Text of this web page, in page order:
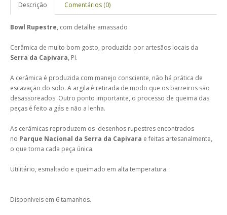
Descrição Comentários (0)
Bowl Rupestre, com detalhe amassado
Cerâmica de muito bom gosto, produzida por artesãos locais da
Serra da Capivara, PI.
A cerâmica é produzida com manejo consciente, não há prática de
escavação do solo. A argila é retirada de modo que os barreiros são
desassoreados. Outro ponto importante, o processo de queima das
peças é feito a gás e não a lenha.
As cerâmicas reproduzem os desenhos rupestres encontrados
no Parque Nacional da Serra da Capivara e feitas artesanalmente,
o que torna cada peça única.
Utilitário, esmaltado e queimado em alta temperatura.
Disponíveis em 6 tamanhos.